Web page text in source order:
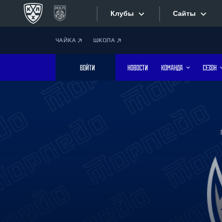
Клубы
Дивизион Боброва
Лада
Сайты
Текстовые
Фотобанк
ЧАЙКА ШКОЛА
ВОЙТИ НОВОСТИ КОМАНДА СЕЗОН